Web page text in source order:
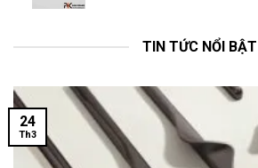
TIN TỨC NỔI BẬT
24
Th3